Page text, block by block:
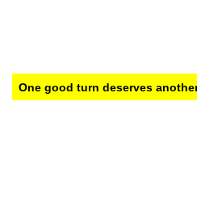
One good turn deserves